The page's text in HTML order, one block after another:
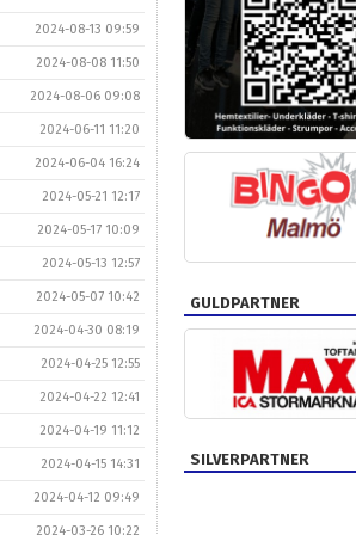
2024-08-13 09:59
2024-08-08 11:50
2024-08-06 09:08
2024-06-11 11:20
2024-06-04 16:24
2024-05-21 12:17
2024-05-17 10:09
2024-05-13 12:57
2024-05-07 10:42
2024-04-30 08:19
2024-04-25 12:55
2024-04-22 12:41
2024-04-19 11:12
2024-04-15 14:31
2024-04-12 09:49
2024-03-26 10:22
GULDPARTNER
SILVERPARTNER